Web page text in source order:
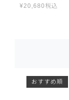
¥20,680 税込
おすすめ順